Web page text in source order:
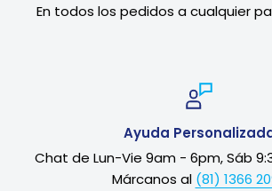
En todos los pedidos a cualquier
Ayuda
Chat de Lun-Vie 9am - 6pm, Sáb
Márcanos al (81) 1366